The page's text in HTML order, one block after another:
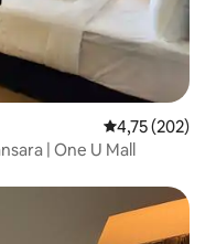
4,75 de uma
4,75 (202)
| One U Mall